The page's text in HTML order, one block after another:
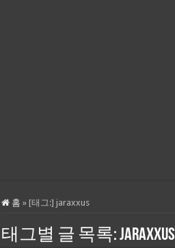
홈 » [태그:]jaraxxus
태그별 글 목록:jaraxxus